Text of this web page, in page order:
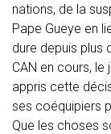
nations, de la
Pape Gueye en
dure depuis plus
CAN en cours, le
appris cette
ses coéquipiers
Que les choses